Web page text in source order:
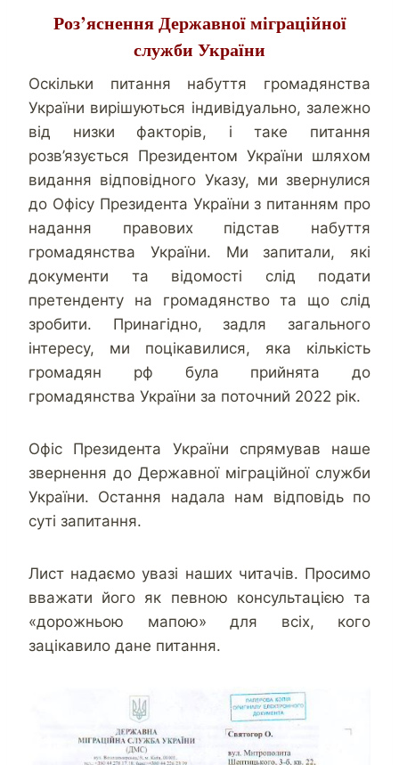
Роз’яснення Державної міграційної
служби України
Оскільки питання набуття громадянства
України вирішуються індивідуально, залежно
від низки факторів, і таке питання
розв’язується Президентом України шляхом
видання відповідного Указу, ми звернулися
до Офісу Президента України з питанням про
надання правових підстав набуття
громадянства України. Ми запитали, які
документи та відомості слід подати
претенденту на громадянство та що слід
зробити. Принагідно, задля загального
інтересу, ми поцікавилися, яка кількість
громадян рф була прийнята до
громадянства України за поточний 2022 рік.
Офіс Президента України спрямував наше
звернення до Державної міграційної служби
України. Остання надала нам відповідь по
суті запитання.
Лист надаємо увазі наших читачів. Просимо
вважати його як певною консультацією та
«дорожньою мапою» для всіх, кого
зацікавило дане питання.